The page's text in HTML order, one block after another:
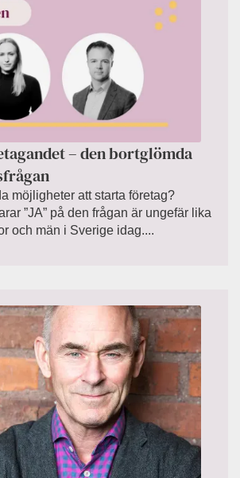
– den bortglömda
möjligheter att starta företag?
”JA” på den frågan är ungefär lika
och män i Sverige idag....